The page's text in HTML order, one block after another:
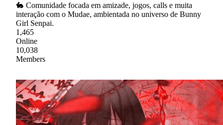
🐇 Comunidade focada em amizade, jogos, calls e muita
interação com o Mudae, ambientada no universo de Bunny
Girl Senpai.
1,465
Online
10,038
Members